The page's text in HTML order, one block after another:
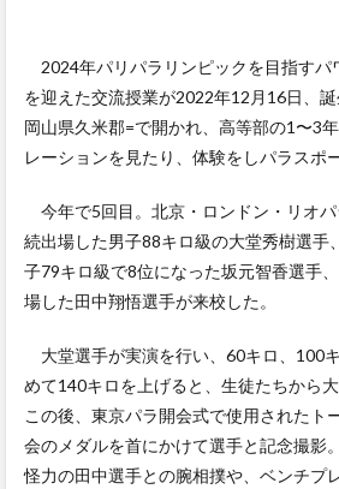
2024年パリパラリンピックを目指すパ
を迎えた交流授業が2022年12月16日、
岡山県久米郡=で開かれ、高等部の1〜3
レーションを見たり、体験をしパラスポ
今年で5回目。北京・ロンドン・リオ
続出場した男子88キロ級の大堂秀樹選手
子79キロ級で8位になった坂元智香選手
場した田中翔悟選手が来校した。
大堂選手が実演を行い、60キロ、100
めて140キロを上げると、生徒たちから
この後、東京パラ開会式で使用されたト
会のメダルを首にかけて選手と記念撮影
怪力の田中選手との腕相撲や、ベンチプ